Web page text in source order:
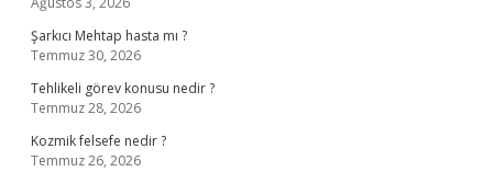
Şarkıcı Mehtap hasta mı ?
Temmuz 30, 2026
Tehlikeli görev konusu nedir ?
Temmuz 28, 2026
Kozmik felsefe nedir ?
Temmuz 26, 2026